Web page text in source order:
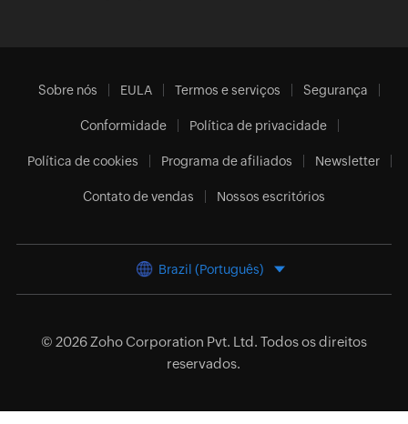
Sobre nós EULA Termos e serviços Segurança
Conformidade Política de privacidade
Política de cookies Programa de afiliados Newsletter
Contato de vendas Nossos escritórios
Brazil (Português)
© 2026 Zoho Corporation Pvt. Ltd. Todos os direitos
reservados.